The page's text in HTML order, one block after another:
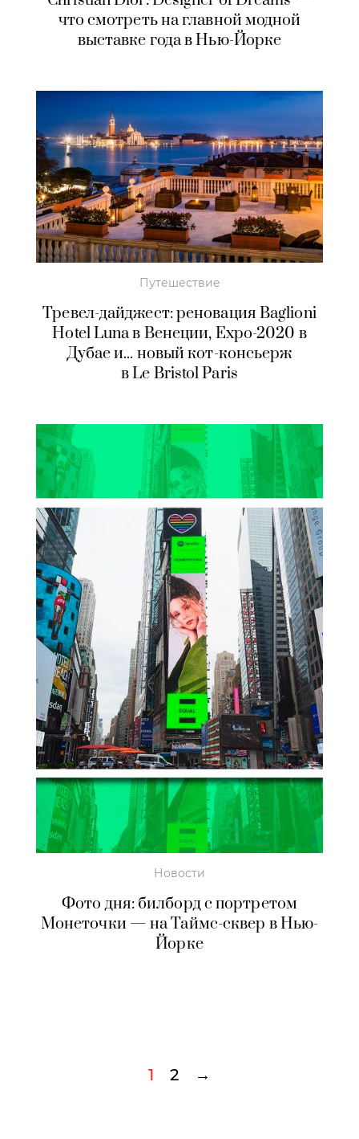
что смотреть на главной модной
выставке года в Нью-Йорке
Путешествие
Тревел-дайджест: реновация Baglioni
Hotel Luna в Венеции, Expo-2020 в
Дубае и... новый кот-консьерж
в Le Bristol Paris
Новости
Фото дня: билборд с портретом
Монеточки — на Таймс-сквер в Нью-
Йорке
1 2 →